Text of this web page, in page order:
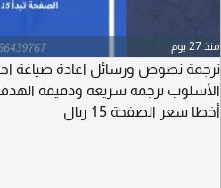
منذ 27 يوم
ترجمة نصوص ورسائل اعادة صياغة
الأسلوب ترجمة سريعة ودقيقة
أخطا سعر الصفحة 15 ريال